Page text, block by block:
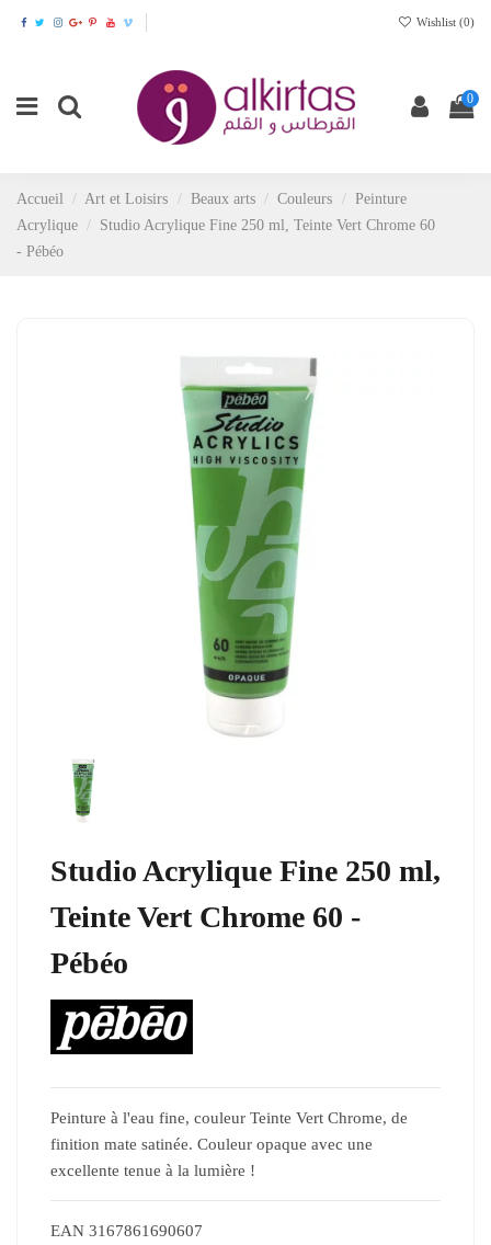
Wishlist (0)
0
Accueil Art et Loisirs Beaux arts Couleurs
Peinture
Acrylique
Studio Acrylique Fine 250 ml, Teinte Vert Chrome 60
- Pébéo
Studio Acrylique Fine 250 ml,
Teinte Vert Chrome 60 -
Pébéo
Peinture à l'eau fine, couleur Teinte Vert Chrome, de
finition mate satinée. Couleur opaque avec une
excellente tenue à la lumière !
EAN 3167861690607